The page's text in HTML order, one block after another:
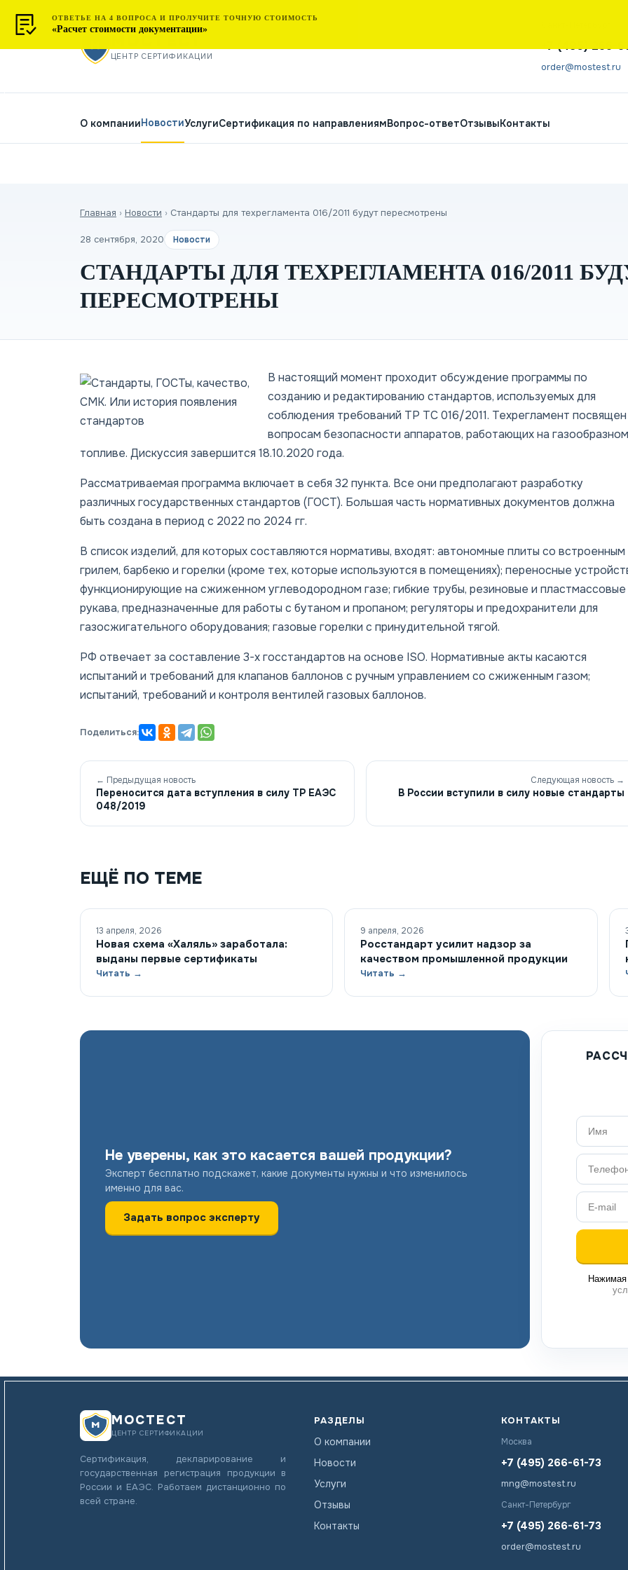
МОСТЕСТ
ЦЕНТР СЕРТИФИКАЦИИ
+7 (495) 266-
order@mostest.ru
О компанииНовостиУслугиСертификация по направлениямВопрос-ответОтзывыКонтакты
Главная › Новости › Стандарты для техрегламента 016/2011 будут пересмотрены
28 сентября, 2020 Новости
СТАНДАРТЫ ДЛЯ ТЕХРЕГЛАМЕНТА 016/2011
ПЕРЕСМОТРЕНЫ
В настоящий момент проходит обсуждение программы по
созданию и редактированию стандартов, используемых для
соблюдения требований ТР ТС 016/2011. Техрегламент посвящен
вопросам безопасности аппаратов, работающих на газообразном
топливе. Дискуссия завершится 18.10.2020 года.
Рассматриваемая программа включает в себя 32 пункта. Все они предполагают разработку
различных государственных стандартов (ГОСТ). Большая часть нормативных документов должна
быть создана в период с 2022 по 2024 гг.
В список изделий, для которых составляются нормативы, входят: автономные плиты со встроенным
грилем, барбекю и горелки (кроме тех, которые используются в помещениях); переносные
функционирующие на сжиженном углеводородном газе; гибкие трубы, резиновые и пластмассовые
рукава, предназначенные для работы с бутаном и пропаном; регуляторы и предохранители для
газосжигательного оборудования; газовые горелки с принудительной тягой.
РФ отвечает за составление 3-х госстандартов на основе ISO. Нормативные акты касаются
испытаний и требований для клапанов баллонов с ручным управлением со сжиженным газом;
испытаний, требований и контроля вентилей газовых баллонов.
Поделиться:
← Предыдущая новость
Переносится дата вступления в силу ТР ЕАЭС
048/2019
Следующая новость →
В России вступили в силу новые стандарты
ЕЩЁ ПО ТЕМЕ
13 апреля, 2026
Новая схема «Халяль» заработала:
выданы первые сертификаты
Читать →
9 апреля, 2026
Росстандарт усилит надзор за
качеством промышленной продукции
Читать →
Не уверены, как это касается вашей продукции?
Эксперт бесплатно подскажет, какие документы нужны и что изменилось
именно для вас.
Задать вопрос эксперту
Нажимая
МОСТЕСТ
ЦЕНТР СЕРТИФИКАЦИИ
Сертификация, декларирование и
государственная регистрация продукции в
России и ЕАЭС. Работаем дистанционно по
всей стране.
РАЗДЕЛЫ
О компании
Новости
Услуги
Отзывы
Контакты
КОНТАКТЫ
Москва
+7 (495) 266-61-73
mng@mostest.ru
Санкт-Петербург
+7 (495) 266-61-73
order@mostest.ru
ОТВЕТЬЕ НА 4 ВОПРОСА И ПРОЛУЧИТЕ ТОЧНУЮ СТОИМОСТЬ
«Расчет стоимости документации»